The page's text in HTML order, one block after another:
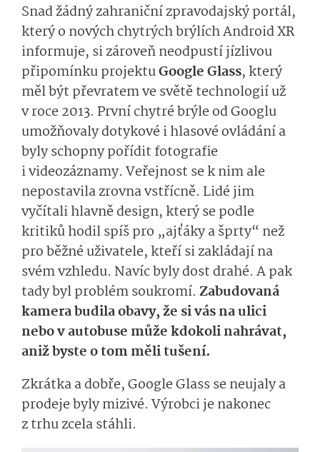
Snad žádný zahraniční zpravodajský portál,
který o nových chytrých brýlích Android XR
informuje, si zároveň neodpustí jízlivou
připomínku projektuGoogle Glass, který
měl být převratem ve světě technologií už
v roce 2013. První chytré brýle od Googlu
umožňovaly dotykové i hlasové ovládání a
byly schopny pořídit fotografie
i videozáznamy. Veřejnost se k nim ale
nepostavila zrovna vstřícně. Lidé jim
vyčítali hlavně design, který se podle
kritiků hodil spíš pro „ajťáky a šprty“ než
pro běžné uživatele, kteří si zakládají na
svém vzhledu. Navíc byly dost drahé. A pak
tady byl problém soukromí. Zabudovaná
kamera budila obavy, že si vás na ulici
nebo v autobuse může kdokoli nahrávat,
aniž byste o tom měli tušení.
Zkrátka a dobře, Google Glass se neujaly a
prodeje byly mizivé. Výrobci je nakonec
z trhu zcela stáhli.